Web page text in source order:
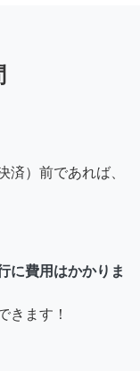
済）前であれば、
に費用はかかりま
きます！